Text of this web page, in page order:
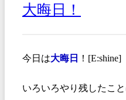
大晦日！
今日は大晦日 ！[E:shine]
いろいろやり残したこ